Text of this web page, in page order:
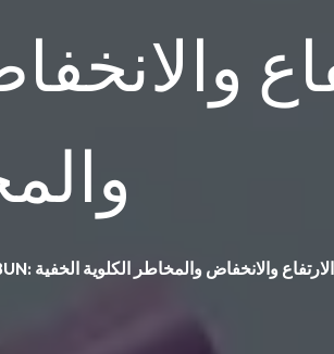
النطاق الطبيعي لتحليل BUN: الارتفاع والانخفاض والمخاطر الكلوية الخفية